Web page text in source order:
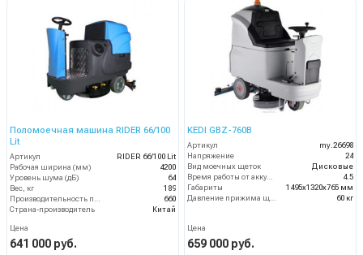
Поломоечная машина RIDER 66/100
Lit
Артикул
RIDER 66/100 Lit
Рабочая ширина (мм)
4200
Уровень шума (дБ)
64
Вес, кг
189
660
Страна-производитель
Китай
Цена
641 000 руб.
KEDI GBZ-760B
Артикул
my.26698
Напряжение
24
Вид моечных щеток
Дисковые
Время работы от аккумуляторов (ч)
4.5
Габариты
1495х1320х765 мм
60 кг
Цена
659 000 руб.